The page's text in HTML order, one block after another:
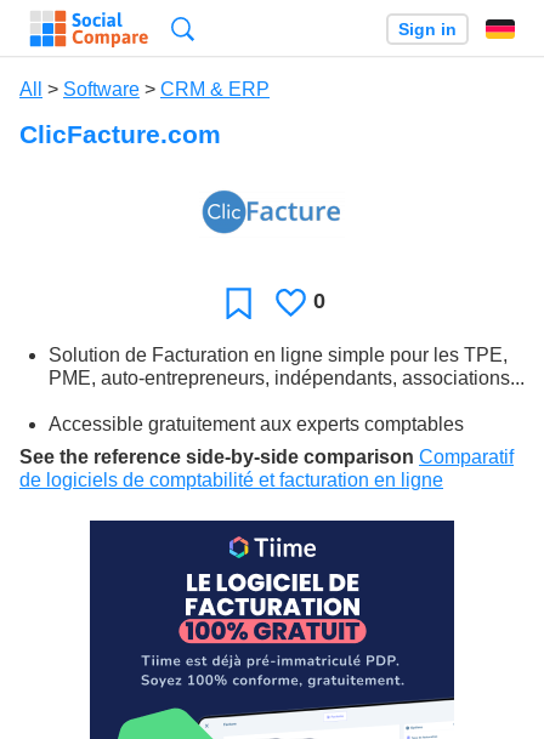
Sign in
All > Software > CRM & ERP
ClicFacture.com
FavoriteLikes
0
Solution de Facturation en ligne simple pour les TPE,
PME, auto-entrepreneurs, indépendants, associations...
Accessible gratuitement aux experts comptables
See the reference side-by-side comparison Comparatif
de logiciels de comptabilité et facturation en ligne